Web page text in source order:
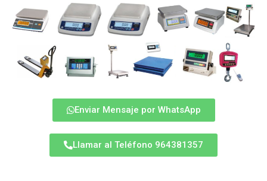
Enviar Mensaje por WhatsApp
Llamar al Teléfono 964381357